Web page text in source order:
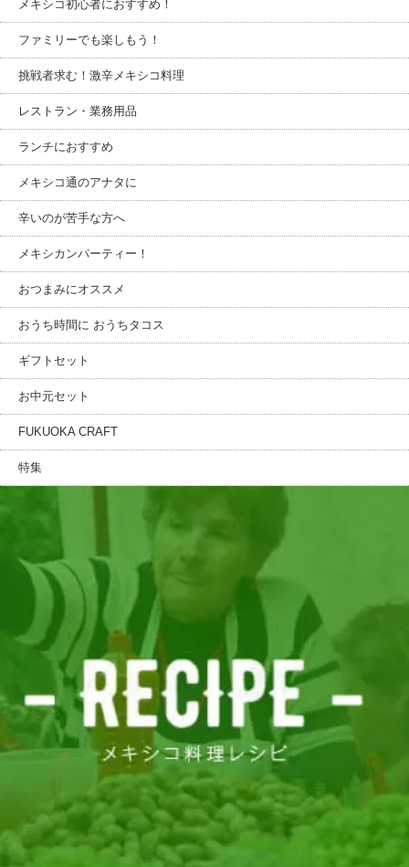
メキシコ初心者におすすめ！
ファミリーでも楽しもう！
挑戦者求む！激辛メキシコ料理
レストラン・業務用品
ランチにおすすめ
メキシコ通のアナタに
辛いのが苦手な方へ
メキシカンパーティー！
おつまみにオススメ
おうち時間に おうちタコス
ギフトセット
お中元セット
FUKUOKA CRAFT
特集